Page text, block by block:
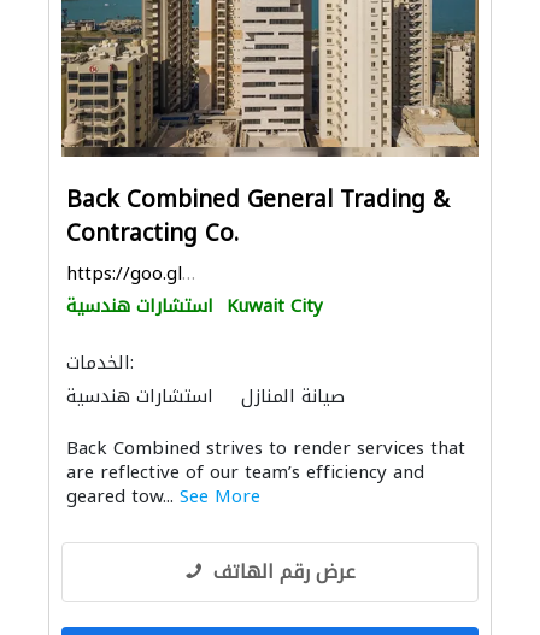
Back Combined General Trading &
Contracting Co.
https://goo.gl/maps/DJ7m2hDhVbyimM9R6
استشارات هندسية Kuwait City
الخدمات:
استشارات هندسية
صيانة المنازل
Back Combined strives to render services that
are reflective of our team’s efficiency and
geared tow... See More
عرض رقم الهاتف